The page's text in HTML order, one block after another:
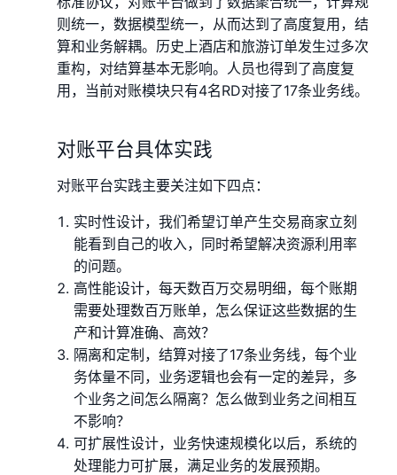
则统一，数据模型统一，从而达到了高度复用，结
算和业务解耦。历史上酒店和旅游订单发生过多次
重构，对结算基本无影响。人员也得到了高度复
用，当前对账模块只有4名RD对接了17条业务线。
对账平台具体实践
对账平台实践主要关注如下四点：
实时性设计，我们希望订单产生交易商家立刻
能看到自己的收入，同时希望解决资源利用率
的问题。
高性能设计，每天数百万交易明细，每个账期
需要处理数百万账单，怎么保证这些数据的生
产和计算准确、高效？
隔离和定制，结算对接了17条业务线，每个业
务体量不同，业务逻辑也会有一定的差异，多
个业务之间怎么隔离？怎么做到业务之间相互
不影响？
可扩展性设计，业务快速规模化以后，系统的
处理能力可扩展，满足业务的发展预期。